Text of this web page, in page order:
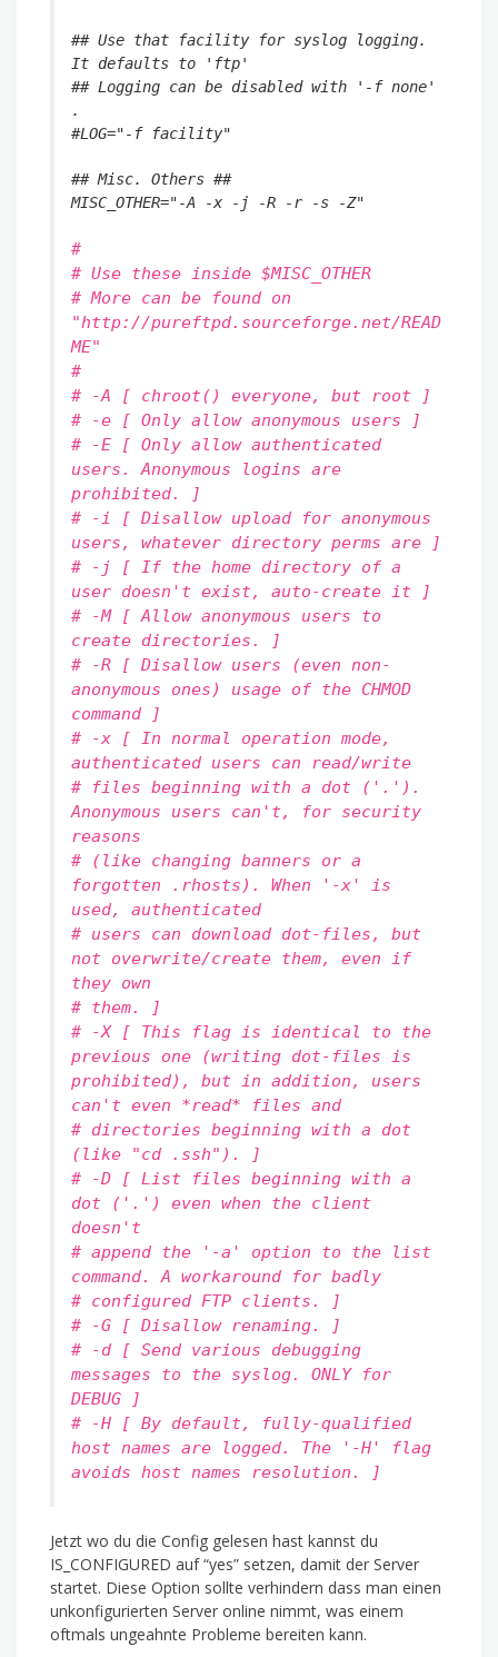
## Use that facility for syslog logging.
It defaults to 'ftp'
## Logging can be disabled with '-f none'
.
#LOG="-f facility"
## Misc. Others ##
MISC_OTHER="-A -x -j -R -r -s -Z"
#
# Use these inside $MISC_OTHER
# More can be found on
"http://pureftpd.sourceforge.net/READ
ME"
#
# -A [ chroot() everyone, but root ]
# -e [ Only allow anonymous users ]
# -E [ Only allow authenticated
users. Anonymous logins are
prohibited. ]
# -i [ Disallow upload for anonymous
users, whatever directory perms are ]
# -j [ If the home directory of a
user doesn't exist, auto-create it ]
# -M [ Allow anonymous users to
create directories. ]
# -R [ Disallow users (even non-
anonymous ones) usage of the CHMOD
command ]
# -x [ In normal operation mode,
authenticated users can read/write
# files beginning with a dot ('.').
Anonymous users can't, for security
reasons
# (like changing banners or a
forgotten .rhosts). When '-x' is
used, authenticated
# users can download dot-files, but
not overwrite/create them, even if
they own
# them. ]
# -X [ This flag is identical to the
previous one (writing dot-files is
prohibited), but in addition, users
can't even *read* files and
# directories beginning with a dot
(like "cd .ssh"). ]
# -D [ List files beginning with a
dot ('.') even when the client
doesn't
# append the '-a' option to the list
command. A workaround for badly
# configured FTP clients. ]
# -G [ Disallow renaming. ]
# -d [ Send various debugging
messages to the syslog. ONLY for
DEBUG ]
# -H [ By default, fully-qualified
host names are logged. The '-H' flag
avoids host names resolution. ]
Jetzt wo du die Config gelesen hast kannst du
IS_CONFIGURED auf “yes” setzen, damit der Server
startet. Diese Option sollte verhindern dass man einen
unkonfigurierten Server online nimmt, was einem
oftmals ungeahnte Probleme bereiten kann.